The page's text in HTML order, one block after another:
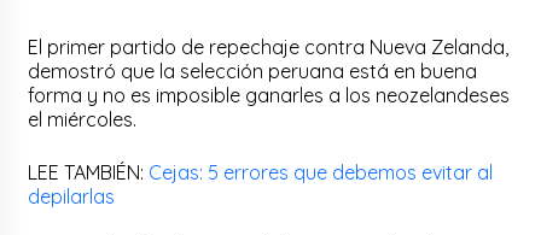
El primer partido de repechaje contra Nueva Zelanda,
demostró que la selección peruana está en buena
forma y no es imposible ganarles a los neozelandeses
el miércoles.
LEE TAMBIÉN: Cejas: 5 errores que debemos evitar al
depilarlas